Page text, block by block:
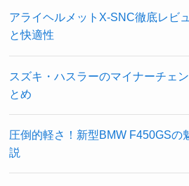
アライヘルメットX-SNC徹底レビ
と快適性
スズキ・ハスラーのマイナーチェ
とめ
圧倒的軽さ！新型BMW F450GSの
説